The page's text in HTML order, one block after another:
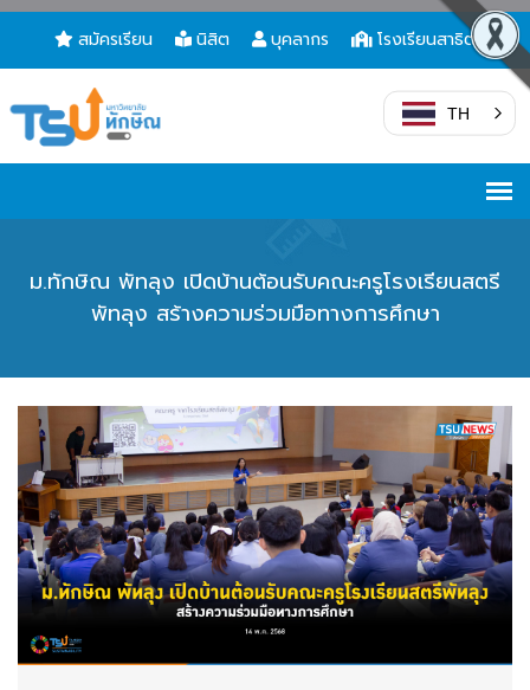
สมัครเรียน นิสิต บุคลากร โรงเรียนสาธิต
TH
ม.ทักษิณ พัทลุง เปิดบ้านต้อนรับคณะครูโรงเรียนสตรี
พัทลุง สร้างความร่วมมือทางการศึกษา